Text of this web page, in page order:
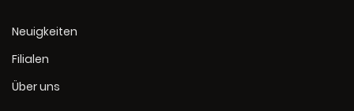
Neuigkeiten
Filialen
Über uns